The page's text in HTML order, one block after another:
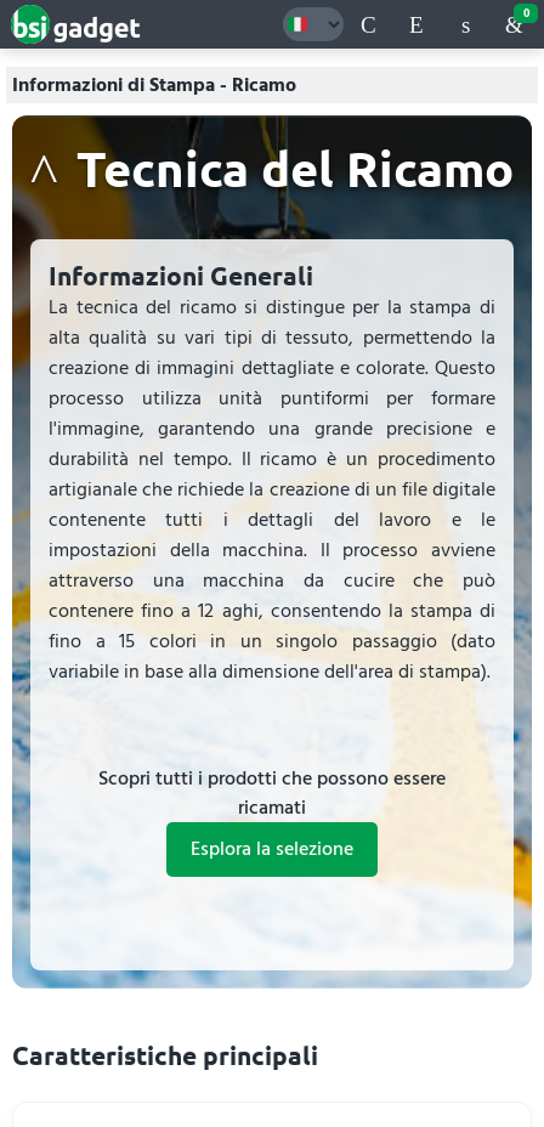
0
Informazioni di Stampa - Ricamo
Tecnica del Ricamo
Informazioni Generali
La tecnica del ricamo si distingue per la stampa di
alta qualità su vari tipi di tessuto, permettendo la
creazione di immagini dettagliate e colorate. Questo
processo utilizza unità puntiformi per formare
l'immagine, garantendo una grande precisione e
durabilità nel tempo. Il ricamo è un procedimento
artigianale che richiede la creazione di un file digitale
contenente tutti i dettagli del lavoro e le
impostazioni della macchina. Il processo avviene
attraverso una macchina da cucire che può
contenere fino a 12 aghi, consentendo la stampa di
fino a 15 colori in un singolo passaggio (dato
variabile in base alla dimensione dell'area di stampa).
Scopri tutti i prodotti che possono essere
ricamati
Esplora la selezione
Caratteristiche principali